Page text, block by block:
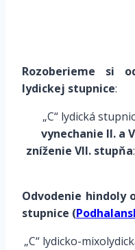
Rozoberieme si
lydickej stupnice:
„C“ lydická
vynechanie II. a
zníženie VII. stupňa:
Odvodenie hindoly
stupnice (
„C“ lydicko-